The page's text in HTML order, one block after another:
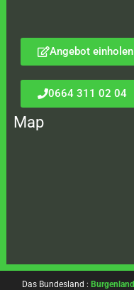
Angebot einholen
0664 311 02 04
Map
Das Bundesland : Burgenland